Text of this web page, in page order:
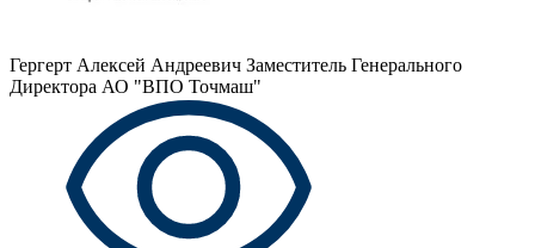
Гергерт Алексей Андреевич Заместитель Генерального
Директора АО "ВПО Точмаш"